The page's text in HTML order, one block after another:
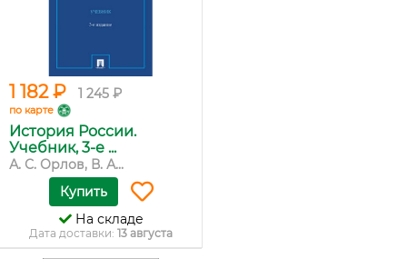
1 182 ₽ 1 245 ₽
по карте
История России.
Учебник, 3-е ...
А. С. Орлов, В. А...
Купить
На складе
Дата доставки: 13 августа